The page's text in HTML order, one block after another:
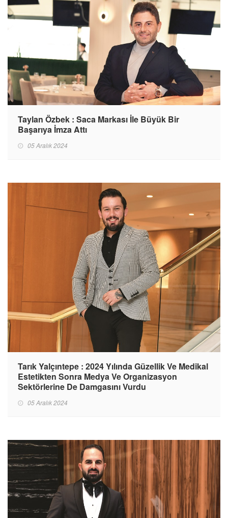
Taylan Özbek : Saca Markası İle Büyük Bir
Başarıya İmza Attı
05 Aralık 2024
Tarık Yalçıntepe : 2024 Yılında Güzellik Ve Medikal
Estetikten Sonra Medya Ve Organizasyon
Sektörlerine De Damgasını Vurdu
05 Aralık 2024